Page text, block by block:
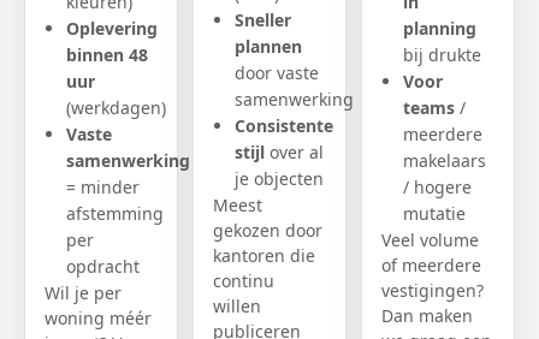
Oplevering
binnen 48
uur
(werkdagen)
Vaste
samenwerking
= minder
afstemming
per
opdracht
Wil je per
woning méér
Sneller
plannen
door vaste
samenwerking
Consistente
stijl over al
je objecten
Meest
gekozen door
kantoren die
continu
willen
publiceren
planning
bij drukte
Voor
teams /
meerdere
makelaars
/ hogere
mutatie
Veel volume
of meerdere
vestigingen?
Dan maken